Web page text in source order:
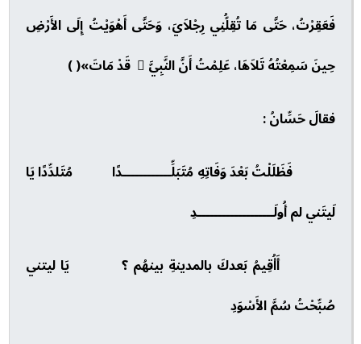
فَعَقِرْتُ، حَتَّى مَا تُقِلُّنِي رِجْلاَيَ، وَحَتَّى أَهْوَيْتُ إِلَى الأَرْضِ
حِينَ سَمِعْتُهُ تَلاَهَا، عَلِمْتُ أَنَّ النَّبِيَّ  قَدْ مَاتَ»( )
فقالَ حَسِّانُ :
فَظَلَلْتُ بَعْدَ وَفَاتِهِ مُتَبَلِّــــــــــــدًا مُتَلدِّدًا يَا
لَيتَني لم أُولَـــــــــــــــــــدِ
أَأُقِيمُ بَعدكَ بالمدينةِ بينهُم ؟ يَا ليتني
صُبِّحْتُ سُمَّ الأَسْوَدِ